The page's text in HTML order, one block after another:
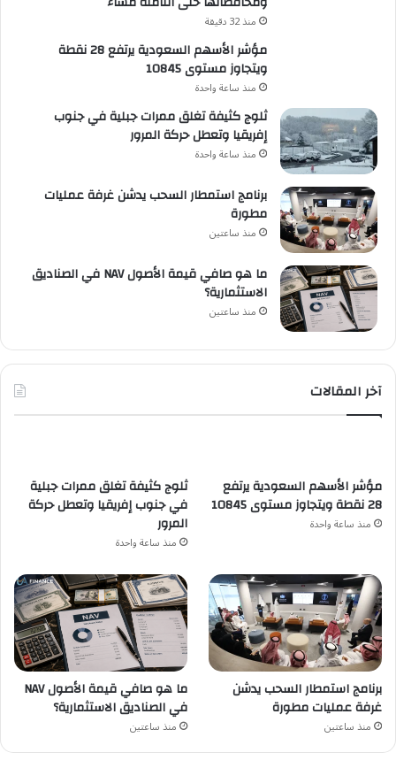
منذ 32 دقيقة
مؤشر الأسهم السعودية يرتفع 28 نقطة
ويتجاوز مستوى 10845
منذ ساعة واحدة
ثلوج كثيفة تغلق ممرات جبلية في جنوب
إفريقيا وتعطل حركة المرور
منذ ساعة واحدة
برنامج استمطار السحب يدشن غرفة عمليات
مطورة
منذ ساعتين
ما هو صافي قيمة الأصول NAV في الصناديق
الاستثمارية؟
منذ ساعتين
آخر المقالات
مؤشر الأسهم السعودية يرتفع
28 نقطة ويتجاوز مستوى 10845
منذ ساعة واحدة
ثلوج كثيفة تغلق ممرات جبلية
في جنوب إفريقيا وتعطل حركة
المرور
منذ ساعة واحدة
برنامج استمطار السحب يدشن
غرفة عمليات مطورة
منذ ساعتين
ما هو صافي قيمة الأصول NAV
في الصناديق الاستثمارية؟
منذ ساعتين